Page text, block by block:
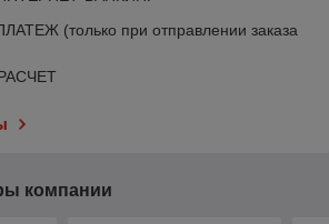
(только при отправлении заказа
компании